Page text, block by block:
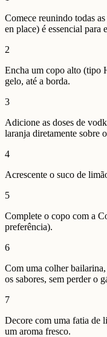
Comece reunindo todas
en place) é essencial para
2
Encha um copo alto (tipo
gelo, até a borda.
3
Adicione as doses de
laranja diretamente sobre
4
Acrescente o suco de
5
Complete o copo com a
preferência).
6
Com uma colher
os sabores, sem perder o
7
Decore com uma fatia de
um aroma fresco.